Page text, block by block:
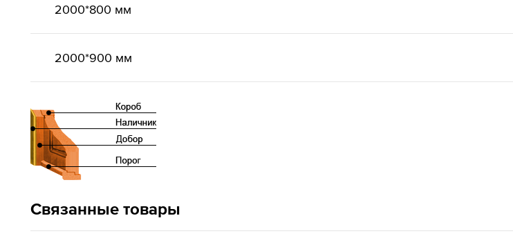
2000*800 мм
2000*900 мм
Связанные товары